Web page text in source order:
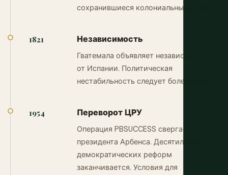
сохранившиеся колониальные руины.
1821 Независимость
Гватемала объявляет независимость
от Испании. Политическая
нестабильность следует более века.
1954 Переворот ЦРУ
Операция PBSUCCESS свергает
президента Арбенса. Десятилетие
демократических реформ
заканчивается. Условия для